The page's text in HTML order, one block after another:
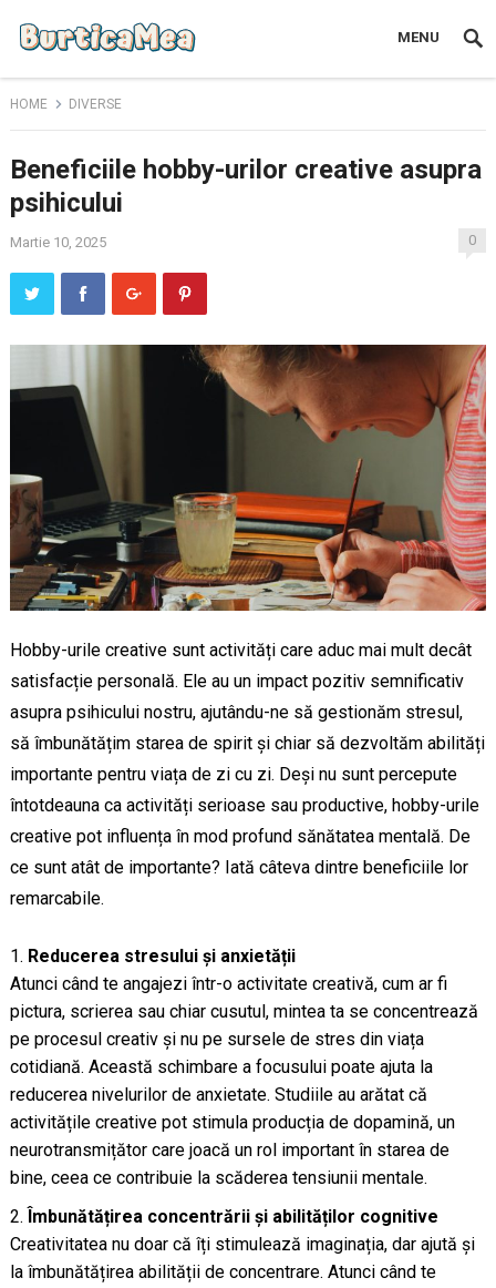
MENU
HOME DIVERSE
Beneficiile hobby-urilor creative asupra
psihicului
Martie 10, 2025 0
Hobby-urile creative sunt activități care aduc mai mult decât
satisfacție personală. Ele au un impact pozitiv semnificativ
asupra psihicului nostru, ajutându-ne să gestionăm stresul,
să îmbunătățim starea de spirit și chiar să dezvoltăm abilități
importante pentru viața de zi cu zi. Deși nu sunt percepute
întotdeauna ca activități serioase sau productive, hobby-urile
creative pot influența în mod profund sănătatea mentală. De
ce sunt atât de importante? Iată câteva dintre beneficiile lor
remarcabile.
Reducerea stresului și anxietății
Atunci când te angajezi într-o activitate creativă, cum ar fi
pictura, scrierea sau chiar cusutul, mintea ta se concentrează
pe procesul creativ și nu pe sursele de stres din viața
cotidiană. Această schimbare a focusului poate ajuta la
reducerea nivelurilor de anxietate. Studiile au arătat că
activitățile creative pot stimula producția de dopamină, un
neurotransmițător care joacă un rol important în starea de
bine, ceea ce contribuie la scăderea tensiunii mentale.
Îmbunătățirea concentrării și abilităților cognitive
Creativitatea nu doar că îți stimulează imaginația, dar ajută și
la îmbunătățirea abilității de concentrare. Atunci când te